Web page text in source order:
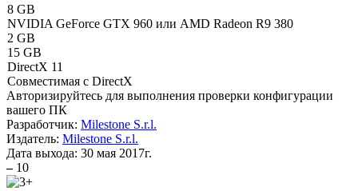
8 GB
NVIDIA GeForce GTX 960 или AMD Radeon R9 380
2 GB
15 GB
DirectX 11
Совместимая с DirectX
Авторизируйтесь для выполнения проверки конфигурации
вашего ПК
Разработчик: Milestone S.r.l.
Издатель: Milestone S.r.l.
Дата выхода: 30 мая 2017г.
– 10